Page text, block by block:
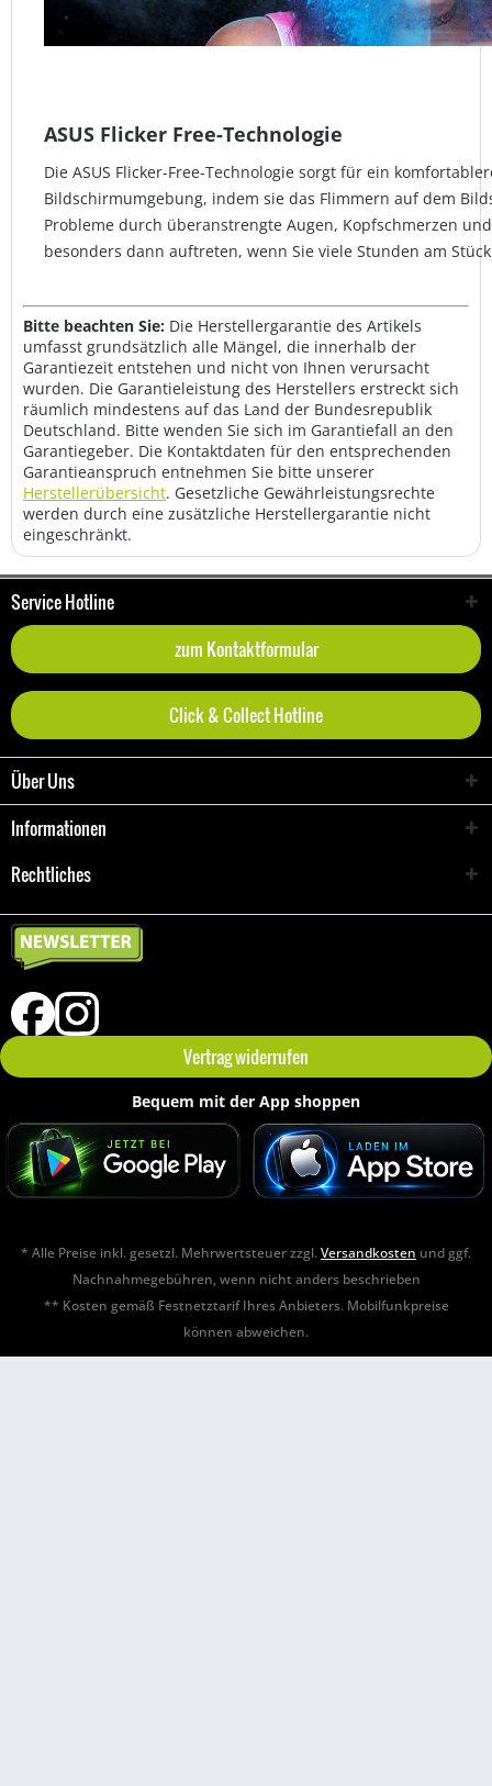
ASUS Flicker Free-Technologie
Die ASUS Flicker-Free-Technologie sorgt für ein
Bildschirmumgebung, indem sie das Flimmern auf dem
Probleme durch überanstrengte Augen, Kopfschmerzen
besonders dann auftreten, wenn Sie viele Stunden am
Bitte beachten Sie: Die Herstellergarantie des Artikels
umfasst grundsätzlich alle Mängel, die innerhalb der
Garantiezeit entstehen und nicht von Ihnen verursacht
wurden. Die Garantieleistung des Herstellers erstreckt sich
räumlich mindestens auf das Land der Bundesrepublik
Deutschland. Bitte wenden Sie sich im Garantiefall an den
Garantiegeber. Die Kontaktdaten für den entsprechenden
Garantieanspruch entnehmen Sie bitte unserer
Herstellerübersicht. Gesetzliche Gewährleistungsrechte
werden durch eine zusätzliche Herstellergarantie nicht
eingeschränkt.
Service Hotline
zum Kontaktformular
Click & Collect Hotline
Über Uns
Informationen
Rechtliches
Vertrag widerrufen
Bequem mit der App shoppen
* Alle Preise inkl. gesetzl. Mehrwertsteuer zzgl.Versandkosten und ggf.
Nachnahmegebühren, wenn nicht anders beschrieben
** Kosten gemäß Festnetztarif Ihres Anbieters. Mobilfunkpreise
können abweichen.